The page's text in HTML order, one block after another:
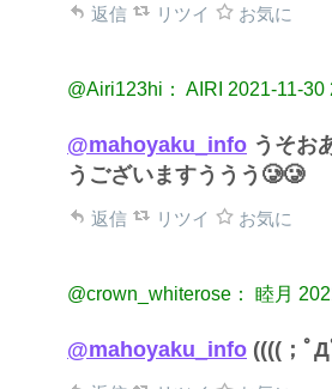
返信 リツイ お気に
@Airi123hi： AIRI 2021-11-30
@mahoyaku_info うそお
うございますううう🥲🥲
返信 リツイ お気に
@crown_whiterose： 睦月
@mahoyaku_info ((((；ﾟД